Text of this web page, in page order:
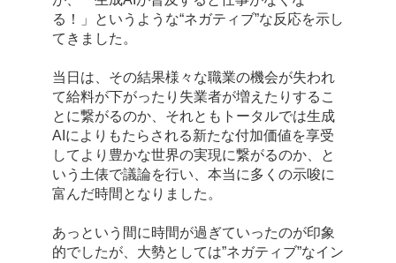
る！」というような“ネガティブ”な反応を示し
てきました。
当日は、その結果様々な職業の機会が失われ
て給料が下がったり失業者が増えたりするこ
とに繋がるのか、それともトータルでは生成
AIによりもたらされる新たな付加価値を享受
してより豊かな世界の実現に繋がるのか、と
いう土俵で議論を行い、本当に多くの示唆に
富んだ時間となりました。
あっという間に時間が過ぎていったのが印象
的でしたが、大勢としては”ネガティブ”なイン